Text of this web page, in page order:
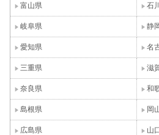
富山県 石
岐阜県 静
愛知県 名
三重県 滋
奈良県 和
島根県 岡
広島県 山